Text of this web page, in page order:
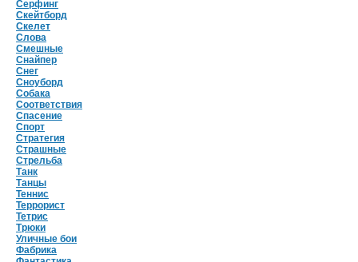
Серфинг
Скейтборд
Скелет
Слова
Смешные
Снайпер
Снег
Сноуборд
Собака
Соответствия
Спасение
Спорт
Стратегия
Страшные
Стрельба
Танк
Танцы
Теннис
Террорист
Тетрис
Трюки
Уличные бои
Фабрика